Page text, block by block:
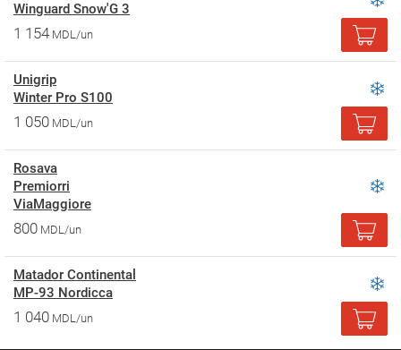
Winguard Snow'G 3
1 154 MDL/un
Unigrip
Winter Pro S100
1 050 MDL/un
Rosava
Premiorri
ViaMaggiore
800 MDL/un
Matador Continental
MP-93 Nordicca
1 040 MDL/un